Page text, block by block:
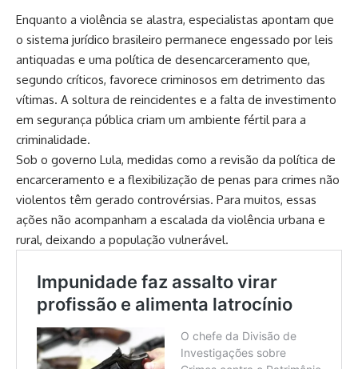
Enquanto a violência se alastra, especialistas apontam que
o sistema jurídico brasileiro permanece engessado por leis
antiquadas e uma política de desencarceramento que,
segundo críticos, favorece criminosos em detrimento das
vítimas. A soltura de reincidentes e a falta de investimento
em segurança pública criam um ambiente fértil para a
criminalidade.
Sob o governo Lula, medidas como a revisão da política de
encarceramento e a flexibilização de penas para crimes não
violentos têm gerado controvérsias. Para muitos, essas
ações não acompanham a escalada da violência urbana e
rural, deixando a população vulnerável.